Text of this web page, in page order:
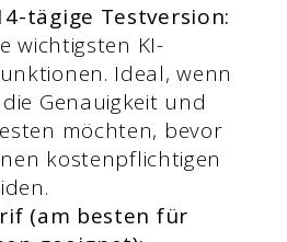
tägige Testversion:
wichtigsten KI-
Ideal, wenn
Genauigkeit und
möchten, bevor
kostenpflichtigen
(am besten für